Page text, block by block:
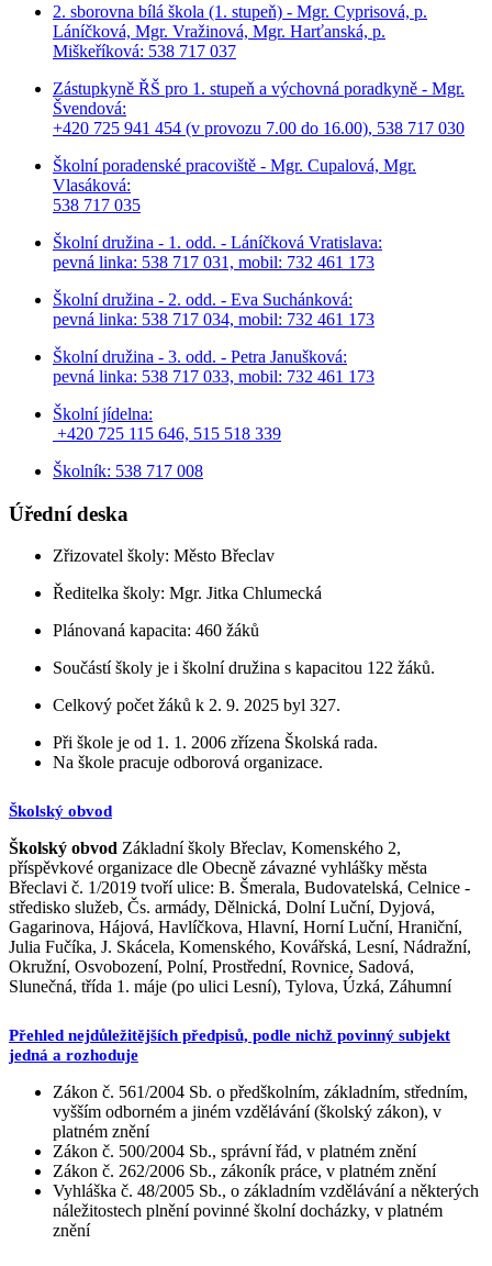
2. sborovna bílá škola (1. stupeň) - Mgr. Cyprisová, p.
Láníčková, Mgr. Vražinová, Mgr. Harťanská, p.
Miškeříková: 538 717 037
Zástupkyně ŘŠ pro 1. stupeň a výchovná poradkyně - Mgr.
Švendová:
+420 725 941 454 (v provozu 7.00 do 16.00), 538 717 030
Školní poradenské pracoviště - Mgr. Cupalová, Mgr.
Vlasáková:
538 717 035
Školní družina - 1. odd. - Láníčková Vratislava:
pevná linka: 538 717 031, mobil: 732 461 173
Školní družina - 2. odd. - Eva Suchánková:
pevná linka: 538 717 034, mobil: 732 461 173
Školní družina - 3. odd. - Petra Janušková:
pevná linka: 538 717 033, mobil: 732 461 173
Školní jídelna:
+420 725 115 646, 515 518 339
Školník: 538 717 008
Úřední deska
Zřizovatel školy: Město Břeclav
Ředitelka školy: Mgr. Jitka Chlumecká
Plánovaná kapacita: 460 žáků
Součástí školy je i školní družina s kapacitou 122 žáků.
Celkový počet žáků k 2. 9. 2025 byl 327.
Při škole je od 1. 1. 2006 zřízena Školská rada.
Na škole pracuje odborová organizace.
Školský obvod
Školský obvod Základní školy Břeclav, Komenského 2,
příspěvkové organizace dle Obecně závazné vyhlášky města
Břeclavi č. 1/2019 tvoří ulice: B. Šmerala, Budovatelská, Celnice -
středisko služeb, Čs. armády, Dělnická, Dolní Luční, Dyjová,
Gagarinova, Hájová, Havlíčkova, Hlavní, Horní Luční, Hraniční,
Julia Fučíka, J. Skácela, Komenského, Kovářská, Lesní, Nádražní,
Okružní, Osvobození, Polní, Prostřední, Rovnice, Sadová,
Slunečná, třída 1. máje (po ulici Lesní), Tylova, Úzká, Záhumní
Přehled nejdůležitějších předpisů, podle nichž povinný subjekt
jedná a rozhoduje
Zákon č. 561/2004 Sb. o předškolním, základním, středním,
vyšším odborném a jiném vzdělávání (školský zákon), v
platném znění
Zákon č. 500/2004 Sb., správní řád, v platném znění
Zákon č. 262/2006 Sb., zákoník práce, v platném znění
Vyhláška č. 48/2005 Sb., o základním vzdělávání a některých
náležitostech plnění povinné školní docházky, v platném
znění